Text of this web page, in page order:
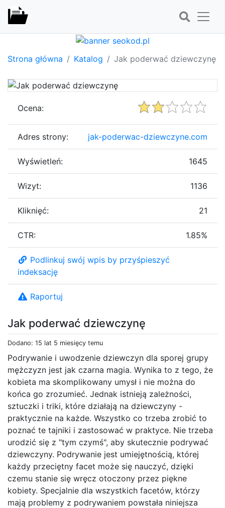
Strona główna Katalog Jak poderwać dziewczynę
Jak poderwać dziewczynę
Dodano: 15 lat 5 miesięcy temu
Podrywanie i uwodzenie dziewczyn dla sporej grupy
mężczyzn jest jak czarna magia. Wynika to z tego, że
kobieta ma skomplikowany umysł i nie można do
końca go zrozumieć. Jednak istnieją zależności,
sztuczki i triki, które działają na dziewczyny -
praktycznie na każde. Wszystko co trzeba zrobić to
poznać te tajniki i zastosować w praktyce. Nie trzeba
urodzić się z "tym czymś", aby skutecznie podrywać
dziewczyny. Podrywanie jest umiejętnością, której
każdy przeciętny facet może się nauczyć, dzięki
czemu stanie się wręcz otoczony przez piękne
kobiety. Specjalnie dla wszystkich facetów, którzy
mają problemy z podrywaniem powstała niniejsza
Ocena:
Adres strony: jak-poderwac-dziewczyne.com
Wyświetleń: 1645
Wizyt: 1136
Kliknięć: 21
CTR: 1.85%
Podlinkuj swój wpis by przyśpieszyć
indeksację
Raportuj